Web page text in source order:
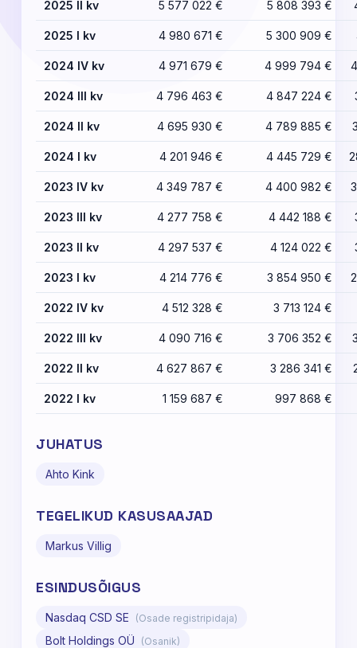
2025 II kv 5 577 022 € 5 808 393 €
2025 I kv 4 980 671 € 5 300 909 €
2024 IV kv 4 971 679 € 4 999 794 €
2024 III kv 4 796 463 € 4 847 224 €
2024 II kv 4 695 930 € 4 789 885 €
2024 I kv 4 201 946 € 4 445 729 €
2023 IV kv 4 349 787 € 4 400 982 €
2023 III kv 4 277 758 € 4 442 188 €
2023 II kv 4 297 537 € 4 124 022 €
2023 I kv 4 214 776 € 3 854 950 €
2022 IV kv 4 512 328 € 3 713 124 €
2022 III kv 4 090 716 € 3 706 352 €
2022 II kv 4 627 867 € 3 286 341 €
2022 I kv 1 159 687 € 997 868 €
JUHATUS
Ahto Kink
TEGELIKUD KASUSAAJAD
Markus Villig
ESINDUSÕIGUS
Nasdaq CSD SE (Osade registripidaja)
Bolt Holdings OÜ (Osanik)